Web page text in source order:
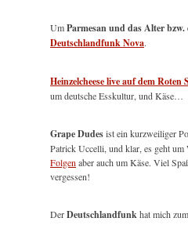
UmParmesan und das Alter bzw.
Deutschlandfunk Nova.
Heinzelcheese live auf dem Roten
um deutsche Esskultur, und Käse…
Grape Dudesist ein kurzweiliger
Patrick Uccelli, und klar, es geht um
Folgen aber auch um Käse. Viel
vergessen!
DerDeutschlandfunkhat mich zum